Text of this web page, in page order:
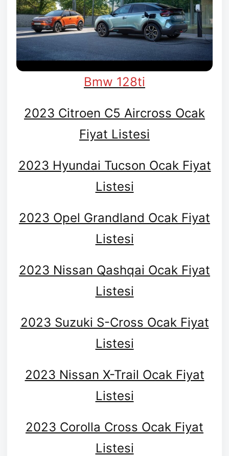
Bmw 128ti
2023 Citroen C5 Aircross Ocak
Fiyat Listesi
2023 Hyundai Tucson Ocak Fiyat
Listesi
2023 Opel Grandland Ocak Fiyat
Listesi
2023 Nissan Qashqai Ocak Fiyat
Listesi
2023 Suzuki S-Cross Ocak Fiyat
Listesi
2023 Nissan X-Trail Ocak Fiyat
Listesi
2023 Corolla Cross Ocak Fiyat
Listesi